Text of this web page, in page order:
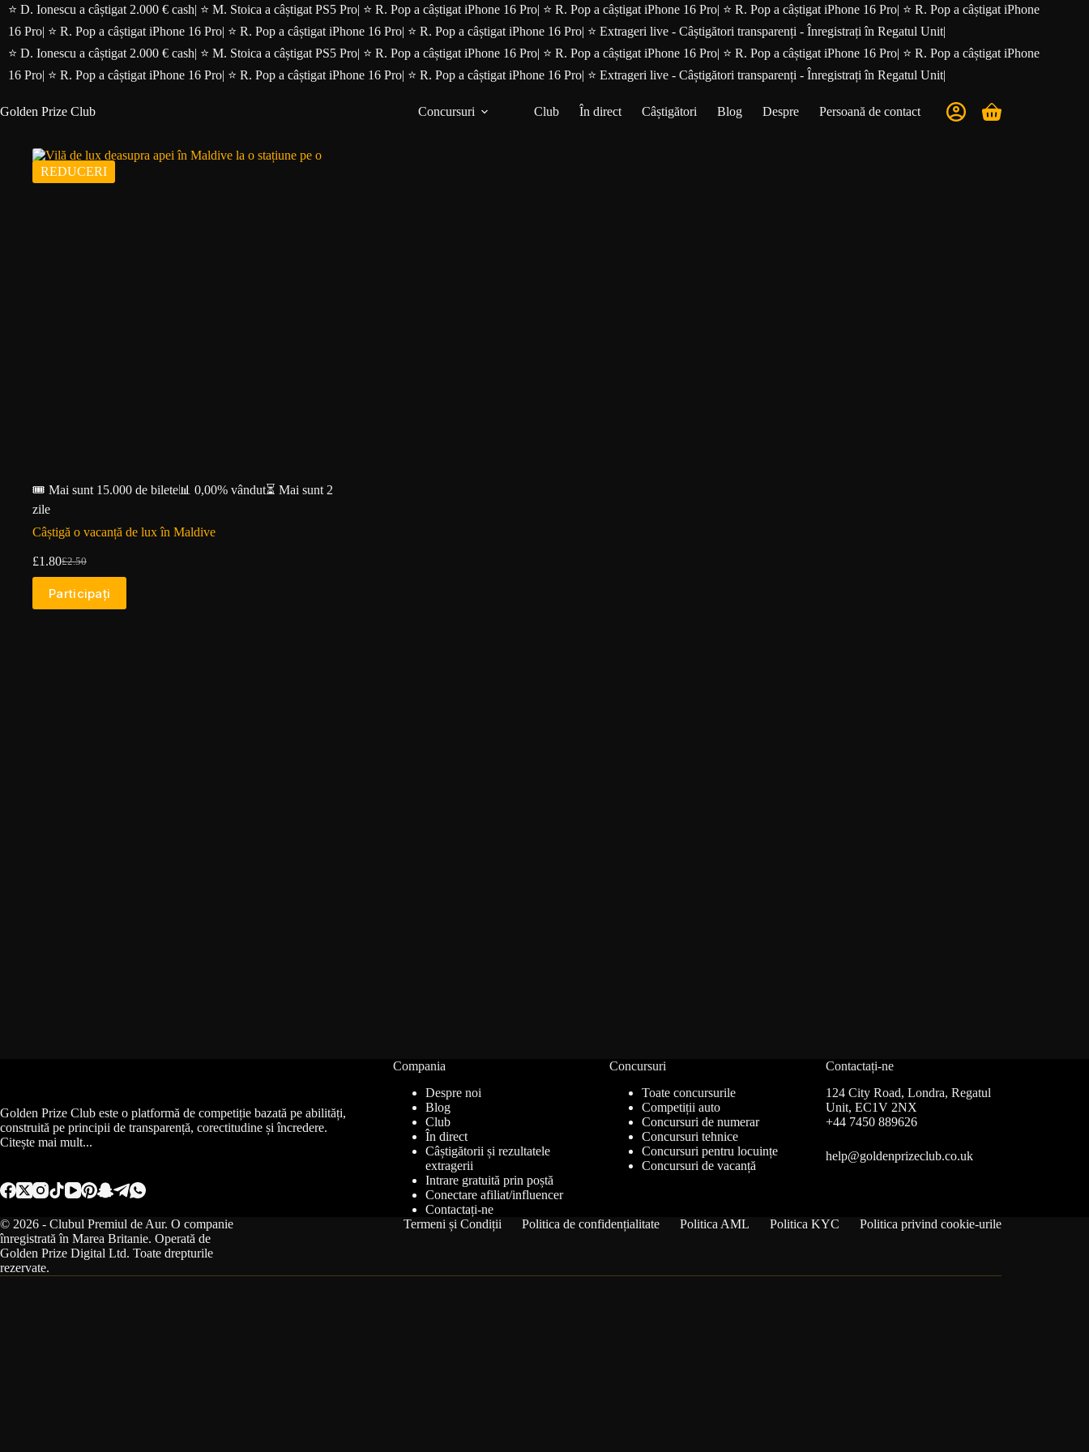
Sari
conținut
⭐ D. Ionescu a câștigat 2.000 € cash| ⭐ M. Stoica a câștigat PS5 Pro| ⭐ R. Pop a câștigat iPhone 16 Pro| ⭐ R. Pop a câștigat iPhone 16 Pro| ⭐ R. Pop a câștigat iPhone 16 Pro| ⭐ R. Pop a câștigat iPhone
16 Pro| ⭐ R. Pop a câștigat iPhone 16 Pro| ⭐ R. Pop a câștigat iPhone 16 Pro| ⭐ R. Pop a câștigat iPhone 16 Pro| ⭐ Extrageri live - Câștigători transparenți - Înregistrați în Regatul Unit|
⭐ D. Ionescu a câștigat 2.000 € cash| ⭐ M. Stoica a câștigat PS5 Pro| ⭐ R. Pop a câștigat iPhone 16 Pro| ⭐ R. Pop a câștigat iPhone 16 Pro| ⭐ R. Pop a câștigat iPhone 16 Pro| ⭐ R. Pop a câștigat iPhone
16 Pro| ⭐ R. Pop a câștigat iPhone 16 Pro| ⭐ R. Pop a câștigat iPhone 16 Pro| ⭐ R. Pop a câștigat iPhone 16 Pro| ⭐ Extrageri live - Câștigători transparenți - Înregistrați în Regatul Unit|
Golden Prize Club Concursuri Club În direct Câștigători Blog Despre Persoană de contact
Coș
REDUCERI
🎟️ Mai sunt 15.000 de bilete📊 0,00% vândut⏳ Mai sunt 2
zile
Câștigă o vacanță de lux în Maldive
£2.50
Prețul
a
fost:
£1.80Prețul
este:
£1.80.
Participați
Golden Prize Club este o platformă de competiție bazată pe abilități,
construită pe principii de transparență, corectitudine și încredere.
Citește mai mult...
Compania
Despre noi
Blog
Club
În direct
Câștigătorii și rezultatele
extragerii
Intrare gratuită prin poștă
Conectare afiliat/influencer
Contactați-ne
Concursuri
Toate concursurile
Competiții auto
Concursuri de numerar
Concursuri tehnice
Concursuri pentru locuințe
Concursuri de vacanță
Contactați-ne
124 City Road, Londra, Regatul
Unit, EC1V 2NX
+44 7450 889626
help@goldenprizeclub.co.uk
© 2026 - Clubul Premiul de Aur. O companie
înregistrată în Marea Britanie. Operată de
Golden Prize Digital Ltd. Toate drepturile
rezervate.
Termeni și Condiții Politica de confidențialitate Politica AML Politica KYC Politica privind cookie-urile